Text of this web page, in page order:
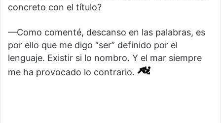
concreto con el título?
—Como comenté, descanso en las palabras, es
por ello que me digo “ser” definido por el
lenguaje. Existir si lo nombro. Y el mar siempre
me ha provocado lo contrario.